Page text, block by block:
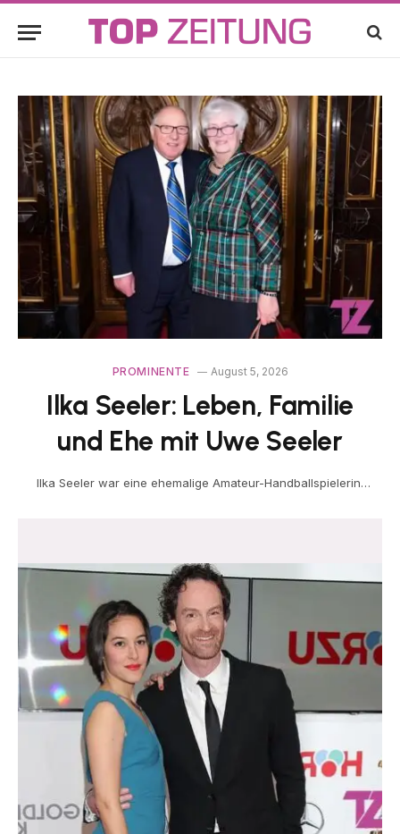
PROMINENTE August 5, 2026
Ilka Seeler: Leben, Familie
und Ehe mit Uwe Seeler
Ilka Seeler war eine ehemalige Amateur-Handballspielerin,